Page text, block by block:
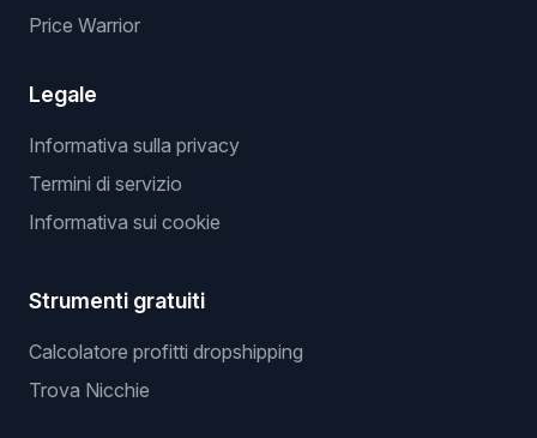
Price Warrior
Legale
Informativa sulla privacy
Termini di servizio
Informativa sui cookie
Strumenti gratuiti
Calcolatore profitti dropshipping
Trova Nicchie